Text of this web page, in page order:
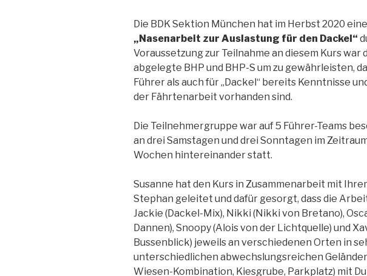
Die BDK Sektion München hat im Herbst 2020
„Nasenarbeit zur Auslastung für den Dackel“
Voraussetzung zur Teilnahme an diesem Kurs war
abgelegte BHP und BHP-S um zu gewährleisten,
Führer als auch für „Dackel“ bereits Kenntnisse
der Fährtenarbeit vorhanden sind.
Die Teilnehmergruppe war auf 5 Führer-Teams
an drei Samstagen und drei Sonntagen im
Wochen hintereinander statt.
Susanne hat den Kurs in Zusammenarbeit mit
Stephan geleitet und dafür gesorgt, dass die
Jackie (Dackel-Mix), Nikki (Nikki von Bretano),
Dannen), Snoopy (Alois von der Lichtquelle) und
Bussenblick) jeweils an verschiedenen Orten in
unterschiedlichen abwechslungsreichen
Wiesen-Kombination, Kiesgrube, Parkplatz) mit